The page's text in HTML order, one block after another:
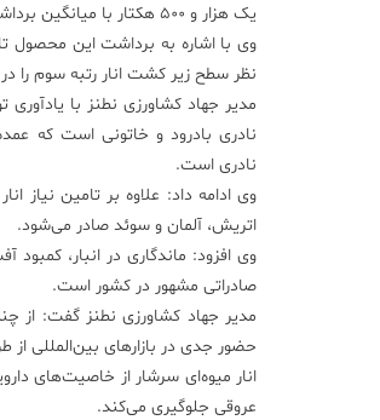
یک هزار و ۵۰۰ هکتار با میانگین برداشت ۲۲ تن در هکتار ذکر کرد.
وی با اشاره به برداشت این محصول
نظر سطح زیر کشت انار رتبه سوم را
مدیر جهاد کشاورزی نطنز با یادآوری
نادری بادرود و خاتونی است که
نادری است.
وی ادامه داد: علاوه بر تامین نیاز
اتریش، آلمان و سوئد صادر می‌شود.
وی افزود: ماندگاری در انبار،
صادراتی مشهور در کشور است.
مدیر جهاد کشاورزی نطنز گفت: از
حضور جدی در بازارهای بین‌المللی
انار میوه‌ای سرشار از خاصیت‌های
عروقی جلوگیری می‌کند.